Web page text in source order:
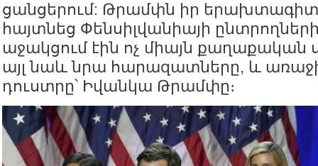
ցանցերում: Թրամփն իր
հայտնեց Փենսիլվանիայի
աջակցում էին ոչ միայն քաղաքական
այլ նաև նրա հարազատները, և
դուստրը՝ Իվանկա Թրամփը։